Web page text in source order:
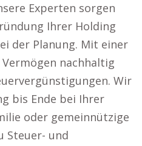
Experten sorgen
Ihrer Holding
der Planung. Mit einer
nachhaltig
Wir
bis Ende bei Ihrer
oder gemeinnützige
Steuer- und